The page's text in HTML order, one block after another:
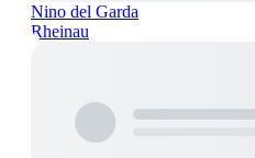
Nino del Garda
Rheinau